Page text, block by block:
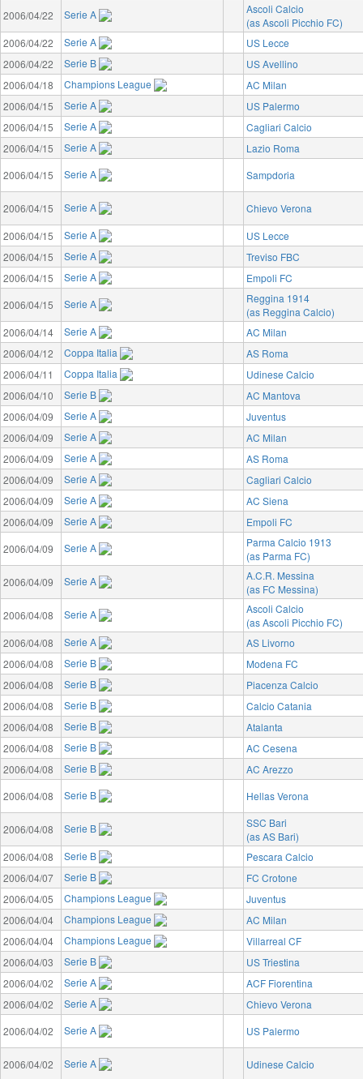
2006/04/22
Serie A
Ascoli Calcio
(as Ascoli Picchio FC)
2006/04/22
Serie A
US Lecce
2006/04/22
Serie B
US Avellino
2006/04/18
Champions League
AC Milan
2006/04/15
Serie A
US Palermo
2006/04/15
Serie A
Cagliari Calcio
2006/04/15
Serie A
Lazio Roma
2006/04/15
Serie A Sampdoria
2006/04/15 Serie A
Chievo Verona
2006/04/15
Serie A
US Lecce
2006/04/15
Serie A
Treviso FBC
2006/04/15
Serie A
Empoli FC
2006/04/15
Serie A
Reggina 1914
(as Reggina Calcio)
2006/04/14
Serie A
AC Milan
2006/04/12
Coppa Italia
AS Roma
2006/04/11
Coppa Italia
Udinese Calcio
2006/04/10
Serie B
AC Mantova
2006/04/09
Serie A
Juventus
2006/04/09
Serie A
AC Milan
2006/04/09
Serie A
AS Roma
2006/04/09
Serie A
Cagliari Calcio
2006/04/09
Serie A
AC Siena
2006/04/09
Serie A
Empoli FC
2006/04/09
Serie A
Parma Calcio 1913
(as Parma FC)
2006/04/09
Serie A
A.C.R. Messina
(as FC Messina)
2006/04/08
Serie A
Ascoli Calcio
(as Ascoli Picchio FC)
2006/04/08
Serie A
AS Livorno
2006/04/08
Serie B
Modena FC
2006/04/08
Serie B
Piacenza Calcio
2006/04/08
Serie B
Calcio Catania
2006/04/08
Serie B
Atalanta
2006/04/08
Serie B
AC Cesena
2006/04/08
Serie B
AC Arezzo
2006/04/08
Serie B Hellas Verona
2006/04/08 Serie B
SSC Bari
(as AS Bari)
2006/04/08
Serie B
Pescara Calcio
2006/04/07
Serie B
FC Crotone
2006/04/05
Champions League
Juventus
2006/04/04
Champions League
AC Milan
2006/04/04
Champions League
Villarreal CF
2006/04/03
Serie B
US Triestina
2006/04/02
Serie A
ACF Fiorentina
2006/04/02
Serie A
Chievo Verona
2006/04/02
Serie A US Palermo
2006/04/02 Serie A
Udinese Calcio